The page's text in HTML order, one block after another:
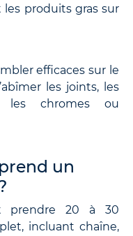
les produits gras sur
efficaces sur le
les joints, les
les chromes ou
un
prendre 20 à 30
incluant chaîne,